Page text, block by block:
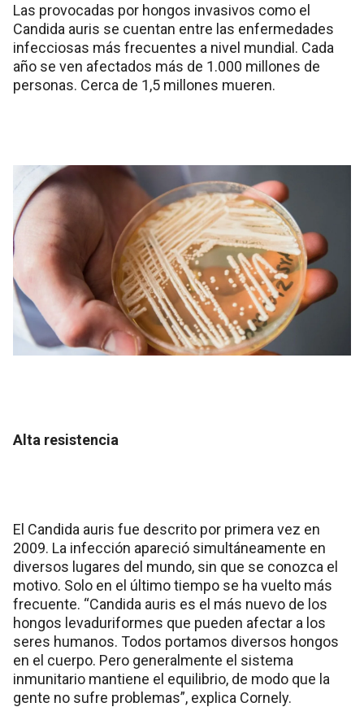
Las provocadas por hongos invasivos como el
Candida auris se cuentan entre las enfermedades
infecciosas más frecuentes a nivel mundial. Cada
año se ven afectados más de 1.000 millones de
personas. Cerca de 1,5 millones mueren.
Alta resistencia
El Candida auris fue descrito por primera vez en
2009. La infección apareció simultáneamente en
diversos lugares del mundo, sin que se conozca el
motivo. Solo en el último tiempo se ha vuelto más
frecuente. “Candida auris es el más nuevo de los
hongos levaduriformes que pueden afectar a los
seres humanos. Todos portamos diversos hongos
en el cuerpo. Pero generalmente el sistema
inmunitario mantiene el equilibrio, de modo que la
gente no sufre problemas”, explica Cornely.